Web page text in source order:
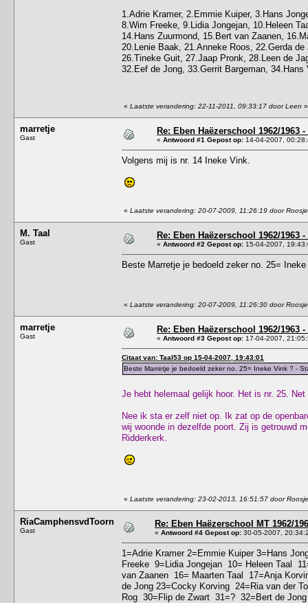
1.Adrie Kramer, 2.Emmie Kuiper, 3.Hans
8.Wim Freeke, 9.Lidia Jongejan, 10.Heleen
14.Hans Zuurmond, 15.Bert van Zaanen,
20.Lenie Baak, 21.Anneke Roos, 22.Gerda
26.Tineke Guit, 27.Jaap Pronk, 28.Leen de
32.Eef de Jong, 33.Gerrit Bargeman, 34.Hans
« Laatste verandering: 22-11-2011, 09:33:17 door Leen »
marretje
Gast
Re: Eben Haëzerschool 1962/1963
« Antwoord #1 Gepost op: 14-04-2007,
Volgens mij is nr. 14 Ineke Vink.
« Laatste verandering: 20-07-2009, 11:26:19 door Roosje
M. Taal
Gast
Re: Eben Haëzerschool 1962/1963
« Antwoord #2 Gepost op: 15-04-2007,
Beste Marretje je bedoeld zeker no. 25=
« Laatste verandering: 20-07-2009, 11:26:30 door Roosje
marretje
Gast
Re: Eben Haëzerschool 1962/1963
« Antwoord #3 Gepost op: 17-04-2007,
Citaat van: Taal53 op 15-04-2007, 19:43:01
Beste Marretje je bedoeld zeker no. 25= Ineke Vink ? -
Je hebt helemaal gelijk hoor. Het is nr. 25.
Nee ik sta er zelf niet op. Ik zat op de
wij woonde in dezelfde poort. Zij is getrouwd
Ridderkerk.
« Laatste verandering: 23-02-2013, 16:51:57 door Roosje
RiaCamphensvdToorn
Gast
Re: Eben Haëzerschool MT 1962/
« Antwoord #4 Gepost op: 30-05-2007,
1=Adrie Kramer 2=Emmie Kuiper 3=Hans
Freeke 9=Lidia Jongejan 10= Heleen Taal
van Zaanen 16= Maarten Taal 17=Anja
de Jong 23=Cocky Korving 24=Ria van der
Rog 30=Flip de Zwart 31=? 32=Bert de